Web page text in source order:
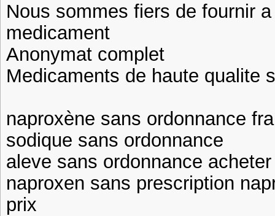
Nous sommes fiers de fournir
medicament
Anonymat complet
Medicaments de haute qualite
naproxène sans ordonnance
sodique sans ordonnance
aleve sans ordonnance
naproxen sans prescription
prix